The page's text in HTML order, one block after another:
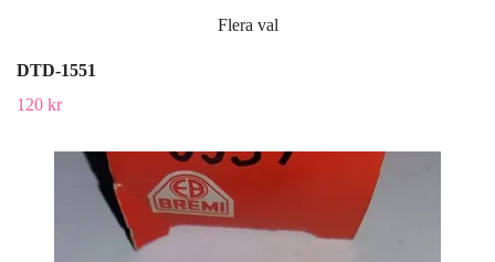
Flera val
DTD-1551
120 kr